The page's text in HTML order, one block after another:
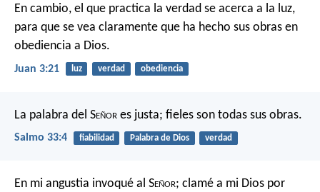
En cambio, el que practica la verdad se acerca a la luz,
para que se vea claramente que ha hecho sus obras en
obediencia a Dios.
Juan 3:21 luz verdad obediencia
La palabra del Señor es justa; fieles son todas sus obras.
Salmo 33:4 fiabilidad Palabra de Dios verdad
En mi angustia invoqué al Señor; clamé a mi Dios por